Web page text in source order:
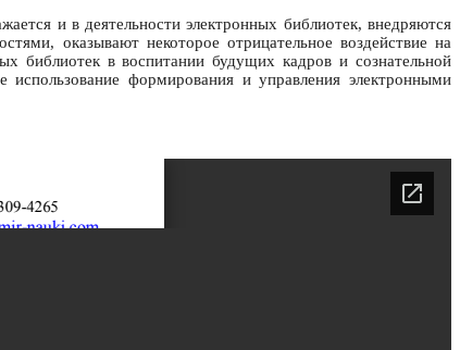
и в деятельности электронных библиотек, внедряются
оказывают некоторое отрицательное воздействие на
библиотек в воспитании будущих кадров и сознательной
формирования и управления электронными